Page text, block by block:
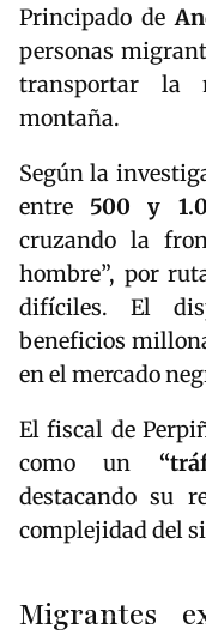
Principado de
personas
transportar la
montaña.
Según la
entre 500 y
cruzando la
hombre”, por
difíciles. El
beneficios
en el mercado
El fiscal de
como un
destacando su
complejidad del
Migrantes